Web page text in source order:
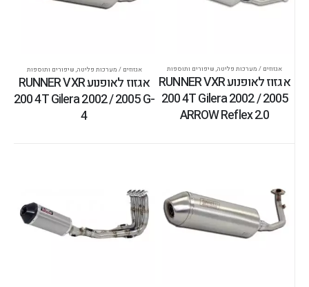
אגזוזים / מערכות פליטה, שיפורים ותוספות
אגזוז לאופנוע RUNNER VXR
200 4T Gilera 2002 / 2005
ARROW Reflex 2.0
אגזוזים / מערכות פליטה, שיפורים ותוספות
אגזוז לאופנוע RUNNER VXR
200 4T Gilera 2002 / 2005 G-
4